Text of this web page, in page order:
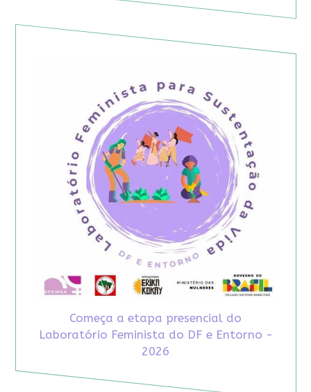
Começa a etapa presencial do
Laboratório Feminista do DF e Entorno -
2026